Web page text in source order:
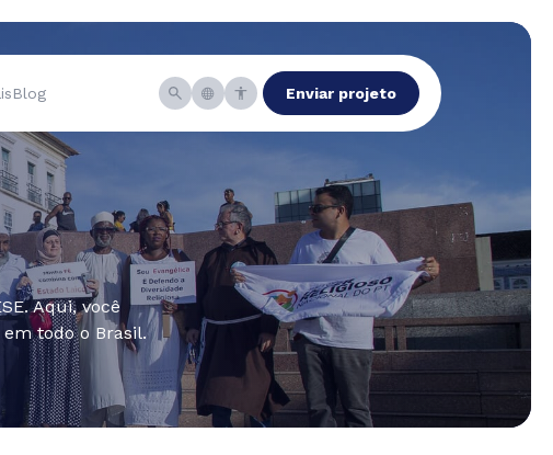
Blog Enviar projeto
Aqui, você
todo o Brasil.